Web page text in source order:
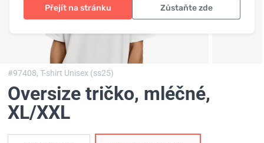
Přejít na stránku Zůstaňte zde
#97408,T-shirt Unisex (ss25)
Oversize tričko, mléčné,
XL/XXL